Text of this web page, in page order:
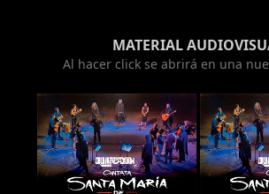
MATERIAL
Al hacer click se abrirá en una